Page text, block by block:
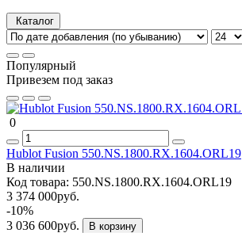
Каталог
Популярный
Привезем под заказ
0
Hublot Fusion 550.NS.1800.RX.1604.ORL19
В наличии
Код товара: 550.NS.1800.RX.1604.ORL19
3 374 000руб.
-10%
3 036 600руб.
В корзину